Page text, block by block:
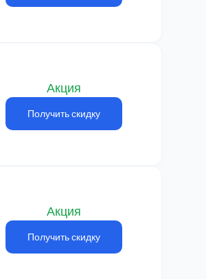
Акция
Получить скидку
Акция
Получить скидку